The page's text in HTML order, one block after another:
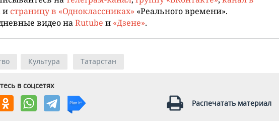
и страницу в «Одноклассниках» «Реального времени».
видео на Rutube и «Дзене».
Культура Татарстан
в соцсетях
Распечатать материал